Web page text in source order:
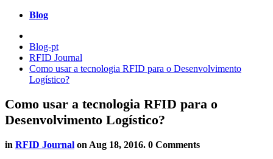
Blog
Blog-pt
RFID Journal
Como usar a tecnologia RFID para o Desenvolvimento
Logístico?
Como usar a tecnologia RFID para o
Desenvolvimento Logístico?
in RFID Journal on Aug 18, 2016. 0 Comments